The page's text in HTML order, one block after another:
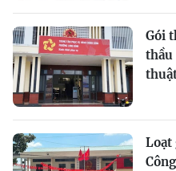
Gói
thầu
Loạt